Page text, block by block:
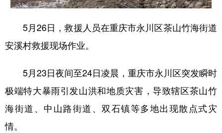
5月26日，救援人员在重庆市永川区茶山竹海街道
安溪村救援现场作业。
5月23日夜间至24日凌晨，重庆市永川区突发瞬时
极端特大暴雨引发山洪和地质灾害，导致辖区茶山竹
海街道、中山路街道、双石镇等多地出现散点式灾
情。